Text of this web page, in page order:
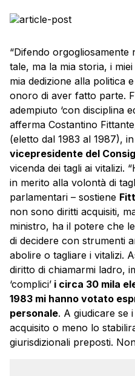
(eletto dal 1983 […]
“Difendo orgogliosamente
tale, ma la mia storia, i
mia dedizione alla politica
onoro di aver fatto parte.
adempiuto ‘con disciplina
afferma Costantino
(eletto dal 1983 al 1987), in
vicepresidente del
vicenda dei tagli ai vitalizi.
in merito alla volontà di
parlamentari – sostiene
non sono diritti acquisiti,
ministro, ha il potere che
di decidere con strumenti
abolire o tagliare i vitalizi.
diritto di chiamarmi ladro,
‘complici’ i circa 30 mila
1983 mi hanno votato
personale. A giudicare se
acquisito o meno lo
giurisdizionali preposti.